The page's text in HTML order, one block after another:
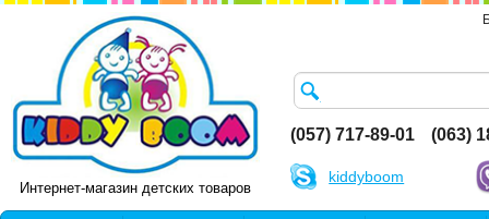
Интернет-магазин детских товаров
(057) 717-89-01 (063)
kiddyboom